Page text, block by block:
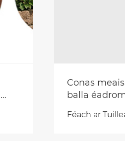
Conas
balla
roghnú?
Féach ar